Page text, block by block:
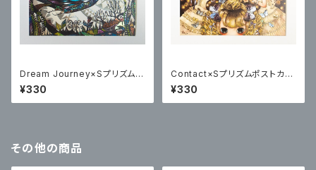
Dream Journey×Sプリズムポ
ストカード
¥330
Contact×Sプリズムポストカー
ド
¥330
その他の商品